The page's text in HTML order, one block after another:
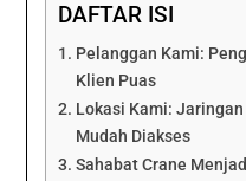
DAFTAR ISI
Pelanggan Kami:
Klien Puas
Lokasi Kami:
Mudah Diakses
Sahabat Crane